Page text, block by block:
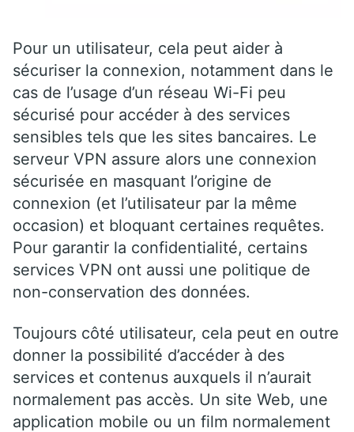
Pour un utilisateur, cela peut aider à
sécuriser la connexion, notamment dans le
cas de l’usage d’un réseau Wi-Fi peu
sécurisé pour accéder à des services
sensibles tels que les sites bancaires. Le
serveur VPN assure alors une connexion
sécurisée en masquant l’origine de
connexion (et l’utilisateur par la même
occasion) et bloquant certaines requêtes.
Pour garantir la confidentialité, certains
services VPN ont aussi une politique de
non-conservation des données.
Toujours côté utilisateur, cela peut en outre
donner la possibilité d’accéder à des
services et contenus auxquels il n’aurait
normalement pas accès. Un site Web, une
application mobile ou un film normalement